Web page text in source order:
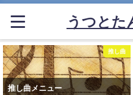
うつとた
推し曲
推し曲メニュー